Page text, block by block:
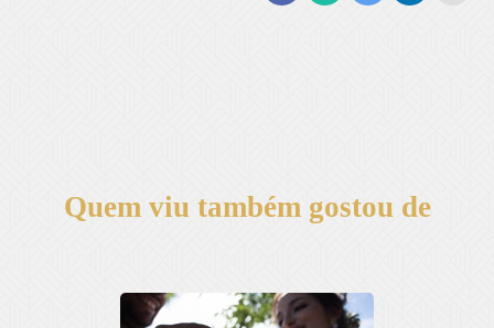
Quem viu também gostou de